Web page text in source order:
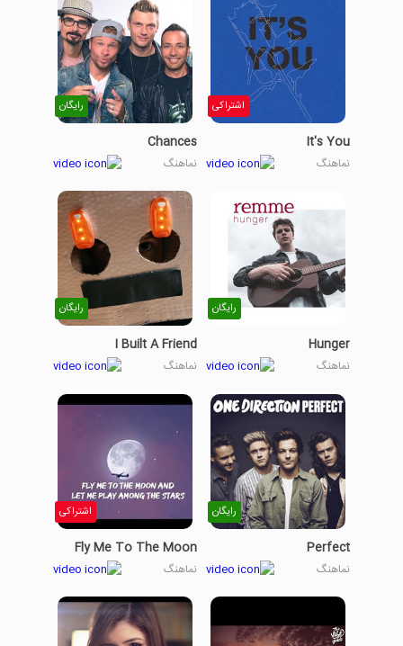
اشتراکی
It's You
نماهنگ
رایگان
Chances
نماهنگ
رایگان
Hunger
نماهنگ
رایگان
I Built A Friend
نماهنگ
رایگان
Perfect
نماهنگ
اشتراکی
Fly Me To The Moon
نماهنگ